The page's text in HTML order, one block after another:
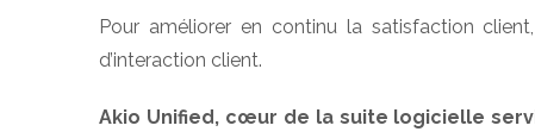
Pour améliorer en continu la satisfaction
d’interaction client.
Akio Unified, cœur de la suite logicielle